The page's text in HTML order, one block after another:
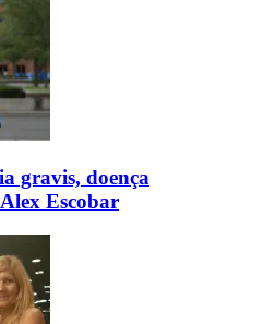
gravis, doença
Escobar